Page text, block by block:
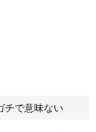
チで意味ない